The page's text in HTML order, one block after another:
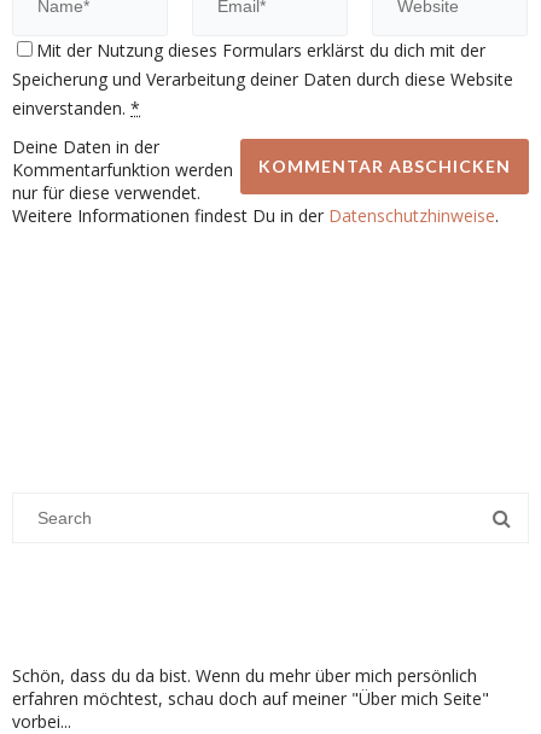
Mit der Nutzung dieses Formulars erklärst du dich mit der
Speicherung und Verarbeitung deiner Daten durch diese Website
einverstanden. *
Deine Daten in der
Kommentarfunktion werden
nur für diese verwendet.
Weitere Informationen findest Du in der Datenschutzhinweise.
Schön, dass du da bist. Wenn du mehr über mich persönlich
erfahren möchtest, schau doch auf meiner "Über mich Seite"
vorbei...